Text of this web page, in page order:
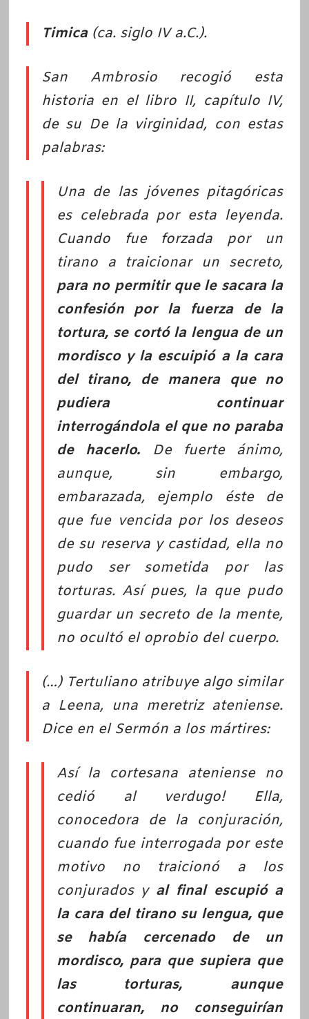
Timica(ca. siglo IV a.C.).
San Ambrosio recogió esta
historia en el libro II, capítulo IV,
de su De la virginidad, con estas
palabras:
Una de las jóvenes pitagóricas
es celebrada por esta leyenda.
Cuando fue forzada por un
tirano a traicionar un secreto,
para no permitir que le sacara la
confesión por la fuerza de la
tortura, se cortó la lengua de un
mordisco y la escuipió a la cara
del tirano, de manera que no
pudiera continuar
interrogándola el que no paraba
de hacerlo. De fuerte ánimo,
aunque, sin embargo,
embarazada, ejemplo éste de
que fue vencida por los deseos
de su reserva y castidad, ella no
pudo ser sometida por las
torturas. Así pues, la que pudo
guardar un secreto de la mente,
no ocultó el oprobio del cuerpo.
(…) Tertuliano atribuye algo similar
a Leena, una meretriz ateniense.
Dice en el Sermón a los mártires:
Así la cortesana ateniense no
cedió al verdugo! Ella,
conocedora de la conjuración,
cuando fue interrogada por este
motivo no traicionó a los
conjurados y al final escupió a
la cara del tirano su lengua, que
se había cercenado de un
mordisco, para que supiera que
las torturas, aunque
continuaran, no conseguirían